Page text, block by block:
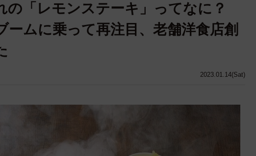
2023.01.14(Sat)
の「レモンステーキ」ってなに？
ームに乗って再注目、老舗洋食店創